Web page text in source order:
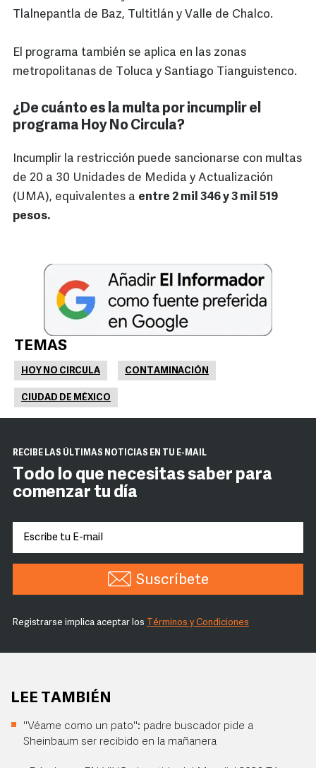
Tlalnepantla de Baz, Tultitlán y Valle de Chalco.
El programa también se aplica en las zonas
metropolitanas de Toluca y Santiago Tianguistenco.
¿De cuánto es la multa por incumplir el
programa Hoy No Circula?
Incumplir la restricción puede sancionarse con multas
de 20 a 30 Unidades de Medida y Actualización
(UMA), equivalentes a entre 2 mil 346 y 3 mil 519
pesos.
TEMAS
HOY NO CIRCULA CONTAMINACIÓN
CIUDAD DE MÉXICO
RECIBE LAS ÚLTIMAS NOTICIAS EN TU E-MAIL
Todo lo que necesitas saber para
comenzar tu día
Suscríbete
Registrarse implica aceptar los Términos y Condiciones
LEE TAMBIÉN
"Véame como un pato": padre buscador pide a
Sheinbaum ser recibido en la mañanera